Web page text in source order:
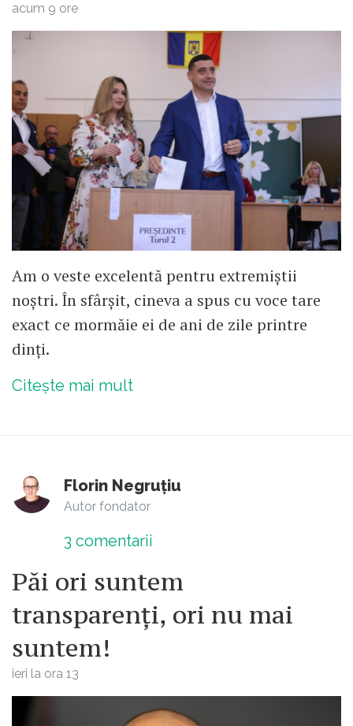
acum 9 ore
Am o veste excelentă pentru extremiștii
noștri. În sfârșit, cineva a spus cu voce tare
exact ce mormăie ei de ani de zile printre
dinți.
Citește mai mult
Florin Negruțiu
Autor fondator
3 comentarii
Păi ori suntem
transparenți, ori nu mai
suntem!
ieri la ora 13